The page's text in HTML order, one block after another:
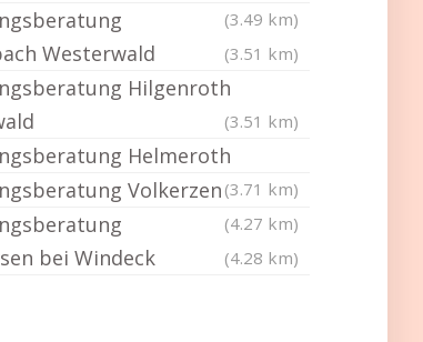
(3.49 km)
Westerwald
(3.51 km)
Hilgenroth
(3.51 km)
Helmeroth
(3.71 km)
Volkerzen
(4.27 km)
bei Windeck
(4.28 km)